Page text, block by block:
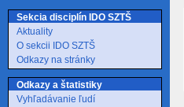
Sekcia disciplín IDO SZTŠ
Aktuality
O sekcii IDO SZTŠ
Odkazy na stránky
Odkazy a štatistiky
Vyhľadávanie ľudí